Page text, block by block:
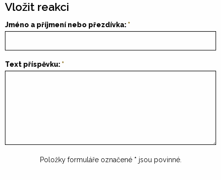
Vložit reakci
Jméno a příjmení nebo přezdívka:
Text příspěvku:
Položky formuláře označené * jsou povinné.